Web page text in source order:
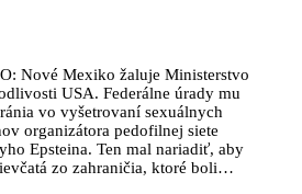
Nové Mexiko žaluje Ministerstvo
USA. Federálne úrady mu
vo vyšetrovaní sexuálnych
organizátora pedofilnej siete
Epsteina. Ten mal nariadiť, aby
zo zahraničia, ktoré boli